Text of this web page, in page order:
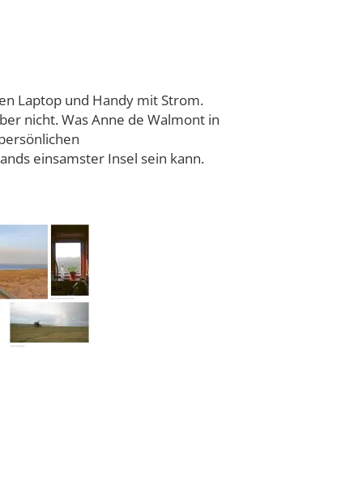
Laptop und Handy mit Strom.
nicht. Was Anne de Walmont in
einsamster Insel sein kann.